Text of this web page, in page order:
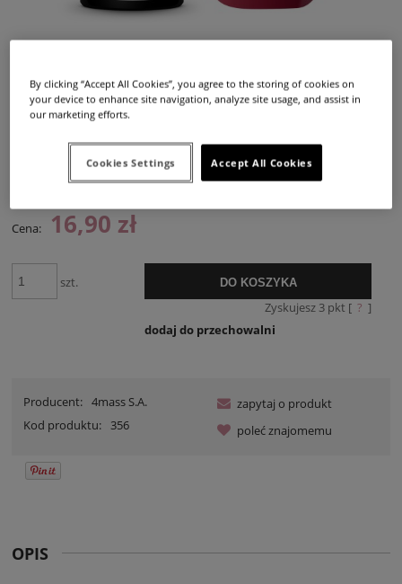
duża ilość
od 12,99 zł - InPost Paczkomat 24/7,
Cena: 16,90 zł
szt. DO KOSZYKA
Zyskujesz 3 pkt [ ? ]
dodaj do przechowalni
Producent: 4mass S.A.
Kod produktu: 356
zapytaj o produkt
poleć znajomemu
OPIS
By clicking “Accept All Cookies”, you agree to the storing of cookies on
your device to enhance site navigation, analyze site usage, and assist in
our marketing efforts.
Accept All Cookies
Cookies Settings